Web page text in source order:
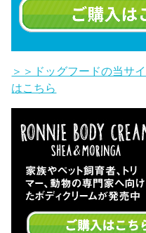
＞＞ドッグフードの当サ
はこちら